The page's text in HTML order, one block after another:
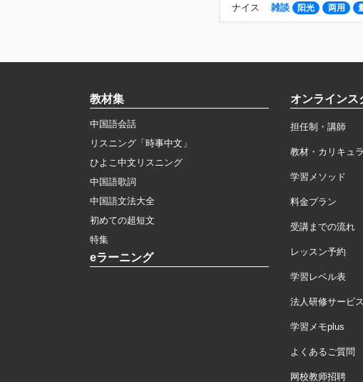
ナイス 雑談 阳光 两用
教材集
中国語会話
リスニング「時事中文」
ひよこ中文リスニング
中国語歌詞
中国語文法大全
初めての超短文
特集
eラーニング
オンラインス
担任制・講師
教材・カリキュ
学習メソッド
料金プラン
受講までの流れ
レッスン予約
学習レベル表
法人研修サービス
学習メモplus
よくあるご質問
网校教师招聘